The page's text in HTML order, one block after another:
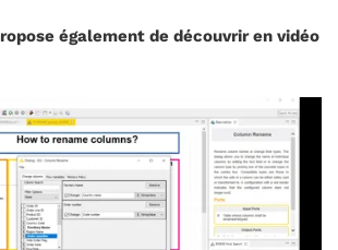
également de découvrir en vidéo